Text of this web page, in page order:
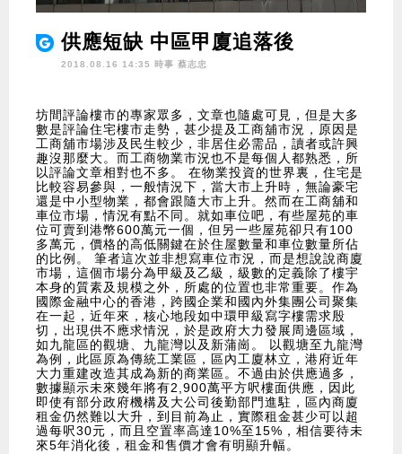
供應短缺 中區甲廈追落後
2018.08.16 14:35 時事 蔡志忠
坊間評論樓市的專家眾多，文章也隨處可見，但是大多
數是評論住宅樓市走勢，甚少提及工商舖市況，原因是
工商舖市場涉及民生較少，非居住必需品，讀者或許興
趣沒那麼大。而工商物業市況也不是每個人都熟悉，所
以評論文章相對也不多。 在物業投資的世界裏，住宅是
比較容易參與，一般情況下，當大市上升時，無論豪宅
還是中小型物業，都會跟隨大市上升。然而在工商舖和
車位市場，情況有點不同。就如車位吧，有些屋苑的車
位可賣到港幣600萬元一個，但另一些屋苑卻只有100
多萬元，價格的高低關鍵在於住屋數量和車位數量所佔
的比例。 筆者這次並非想寫車位市況，而是想說說商廈
市場，這個市場分為甲級及乙級，級數的定義除了樓宇
本身的質素及規模之外，所處的位置也非常重要。作為
國際金融中心的香港，跨國企業和國內外集團公司聚集
在一起，近年來，核心地段如中環甲級寫字樓需求殷
切，出現供不應求情況，於是政府大力發展周邊區域，
如九龍區的觀塘、九龍灣以及新蒲崗。 以觀塘至九龍灣
為例，此區原為傳統工業區，區內工廈林立，港府近年
大力重建改造其成為新的商業區。不過由於供應過多，
數據顯示未來幾年將有2,900萬平方呎樓面供應，因此
即使有部分政府機構及大公司後勤部門進駐，區內商廈
租金仍然難以大升，到目前為止，實際租金甚少可以超
過每呎30元，而且空置率高達10%至15%，相信要待未
來5年消化後，租金和售價才會有明顯升幅。